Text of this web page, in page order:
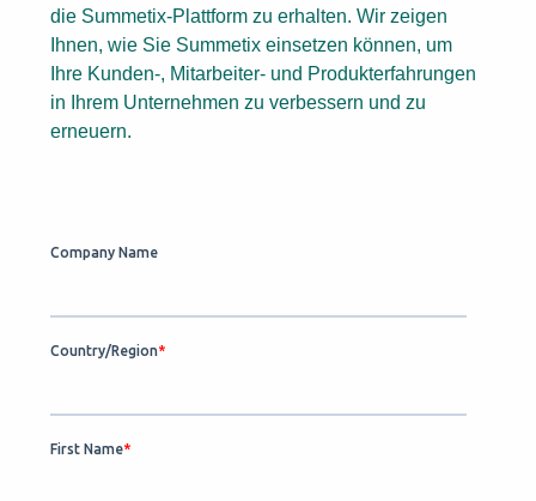
die Summetix-Plattform zu erhalten. Wir zeigen
Ihnen, wie Sie Summetix einsetzen können, um
Ihre Kunden-, Mitarbeiter- und Produkterfahrungen
in Ihrem Unternehmen zu verbessern und zu
erneuern.